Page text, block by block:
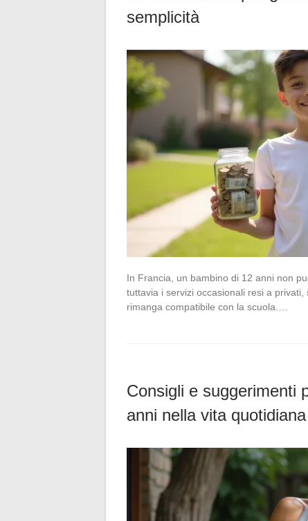
semplicità
In Francia, un bambino di 12 anni non
tuttavia i servizi occasionali resi a
rimanga compatibile con la scuola.…
Consigli e suggerimenti
anni nella vita quotidiana